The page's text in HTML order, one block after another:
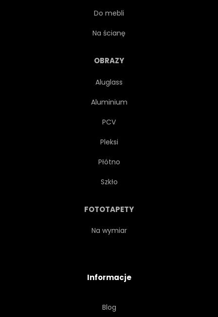
Do mebli
Na ścianę
OBRAZY
Aluglass
Aluminium
PCV
Pleksi
Płótno
Szkło
FOTOTAPETY
Na wymiar
Informacje
Blog